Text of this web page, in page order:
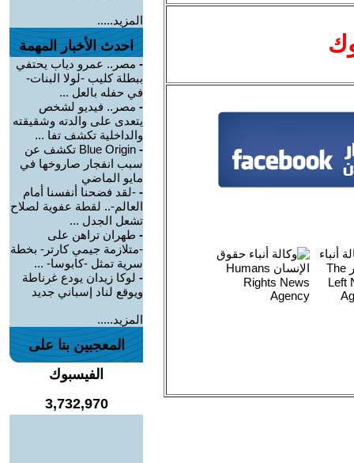
المزيد.....
احدث الأخبار المهمة
- مصر.. عمرو دياب يحتفي
ببطلة كليب -لولا البنات-
في حفله بالعل ...
- مصر.. فيديو لشخص
يتعدى على والدته وشقيقته
والداخلية تكشف تفا ...
-
Blue Origin تكشف عن
سبب انفجار صاروخها في
مايو الماضي
- -لقد فضحنا أنفسنا أمام
العالم-.. لقطة عفوية لصلاح
تشعل الجدل ...
- طهران تراهن على
-متلازمة جيمي كارتر- بخطة
سرية تمثل -كابوسا- ...
- لوكا زيدان يودع غرناطة
ويوقع لناد إسباني جديد
المزيد.....
المعجبين بنا على
الفيسبوك
3,732,970